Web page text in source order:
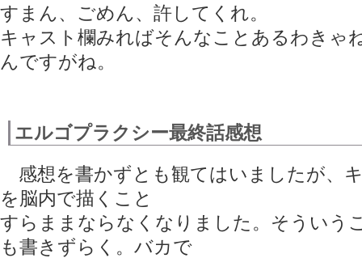
すまん、ごめん、許してくれ。
キャスト欄みればそんなことあるわきゃ
んですがね。
エルゴプラクシー最終話感想
感想を書かずとも観てはいましたが、
を脳内で描くこと
すらままならなくなりました。そういう
も書きずらく。バカで